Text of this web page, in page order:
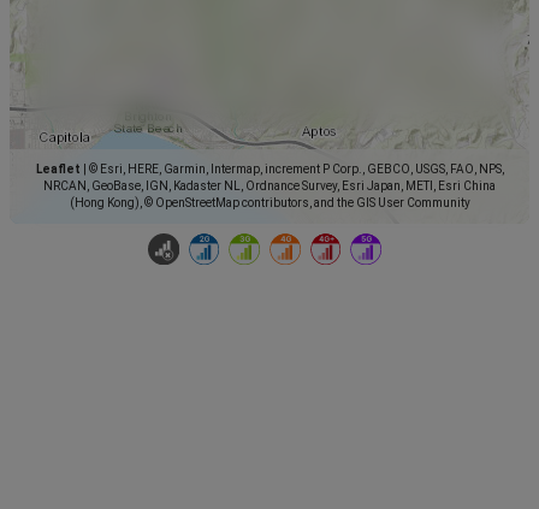
Leaflet
© Esri, HERE, Garmin, Intermap, increment P Corp., GEBCO, USGS, FAO, NPS,
NRCAN, GeoBase, IGN, Kadaster NL, Ordnance Survey, Esri Japan, METI, Esri China
(Hong Kong), © OpenStreetMap contributors, and the GIS User Community